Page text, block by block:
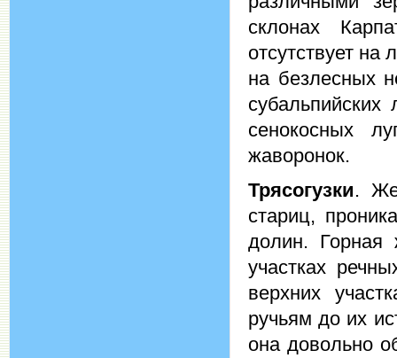
склонах
отсутствует на
на безлесных
сенокосных
жаворонок.
Трясогузки.
стариц,
долин. Горная
участках
верхних
ручьям до их
она довольно